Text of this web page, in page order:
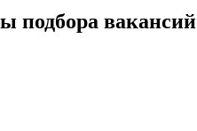
подбора вакансий